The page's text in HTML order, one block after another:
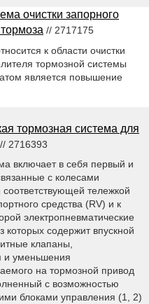
очистки запорного
// 2717175
к области очистки
тормозной системы
является повышение
тормозная система для
// 2716393
включает в себя первый и
с колесами
тележкой
средства (RV) и к
электропневматические
содержит впускной
клапаны,
и уменьшения
на тормозной привод
с возможностью
блоками управления (1, 2)